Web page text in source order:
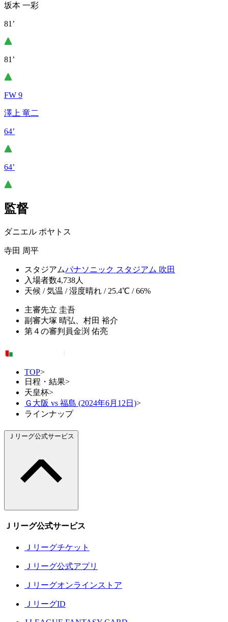
坂本 一彩
81’
81’
FW 9
澤上 竜二
64’
64’
監督
ダニエル ポヤトス
寺田 周平
スタジアムパナソニック スタジアム 吹田
入場者数4,738人
天候 / 気温 / 湿度晴れ / 25.4℃ / 66%
主審先立 圭吾
副審大塚 晴弘、村田 裕介
第４の審判員金渕 佑亮
TOP>
日程・結果>
天皇杯>
Ｇ大阪 vs 福島 (2024年6月12日)>
ラインナップ
Ｊリーグ公式サービス
Ｊリーグ公式サービス
Ｊリーグチケット
Ｊリーグ公式アプリ
Ｊリーグオンラインストア
ＪリーグID